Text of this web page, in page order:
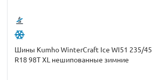
Шины Kumho WinterCraft Ice WI51 235/45
R18 98T XL нешипованные зимние